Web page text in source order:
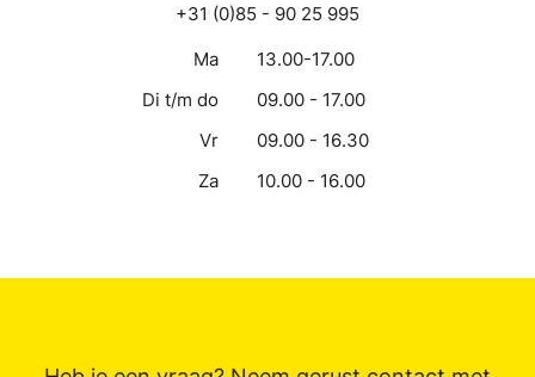
+31 (0)85 - 90 25 995
Ma
13.00-17.00
Di t/m do
09.00 - 17.00
Vr
09.00 - 16.30
Za
10.00 - 16.00